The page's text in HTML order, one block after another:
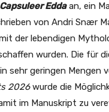
Eddaan, ein
von Andri Snær
der lebendigen
wurden. Die für
geringen Mengen
2026wurde die
im Manuskript zu